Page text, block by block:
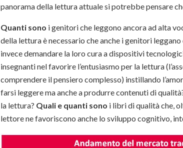
panorama della lettura attuale si potrebbe pensare
Quanti sono i genitori che leggono ancora ad alta
della lettura è necessario che anche i genitori
invece demandare la loro cura a dispositivi
insegnanti nel favorire l’entusiasmo per la lettura
comprendere il pensiero complesso) instillando
farsi leggere ma anche a produrre contenuti di
la lettura? Quali e quanti sono i libri di qualità che,
lettore ne favoriscono anche lo sviluppo cognitivo,